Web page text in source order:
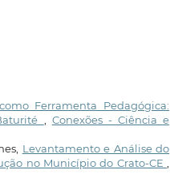
Ferramenta Pedagógica:
, Conexões - Ciência e
Levantamento e Análise do
no Município do Crato-CE,